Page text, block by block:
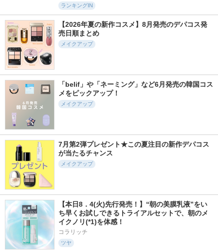
ランキングIN
【2026年夏の新作コスメ】8月発売のデパコス発
売日順まとめ
メイクアップ
「belif」や「ネーミング」など6月発売の韓国コス
メをピックアップ！
メイクアップ
7月第2弾プレゼント★この夏注目の新作デパコス
が当たるチャンス
メイクアップ
【本日8．4(火)先行発売！】“朝の美膜乳液”をい
ち早くお試しできるトライアルセットで、朝のメ
イクノリ(*1)を体感！
コラリッチ
ツヤ